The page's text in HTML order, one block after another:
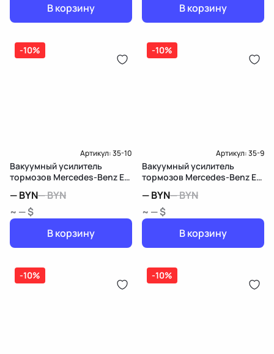
В корзину
В корзину
-10%
Артикул:35-10
Вакуумный усилитель
тормозов Mercedes-Benz E
—BYN—BYN
~ — $
В корзину
-10%
Артикул:35-9
Вакуумный усилитель
тормозов Mercedes-Benz E
—BYN—BYN
~ — $
В корзину
-10% -10%